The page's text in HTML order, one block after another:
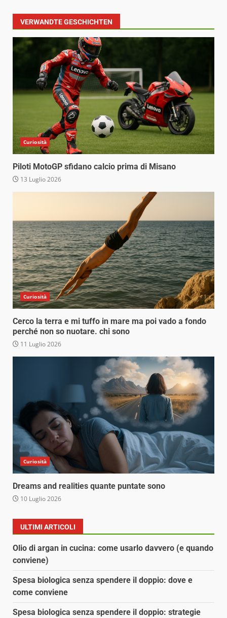
VERWANDTE GESCHICHTEN
Curiosità
Piloti MotoGP sfidano calcio prima di Misano
13 Luglio 2026
Curiosità
Cerco la terra e mi tuffo in mare ma poi vado a fondo
perché non so nuotare. chi sono
11 Luglio 2026
Curiosità
Dreams and realities quante puntate sono
10 Luglio 2026
ULTIMI ARTICOLI
Olio di argan in cucina: come usarlo davvero (e quando
conviene)
Spesa biologica senza spendere il doppio: dove e
come conviene
Spesa biologica senza spendere il doppio: strategie